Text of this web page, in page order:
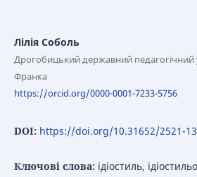
Лілія Соболь
Дрогобицький державний педагогічний
Франка
https://orcid.org/0000-0001-7233-5756
DOI: https://doi.org/10.31652/2521-
Ключові слова: ідіостиль,